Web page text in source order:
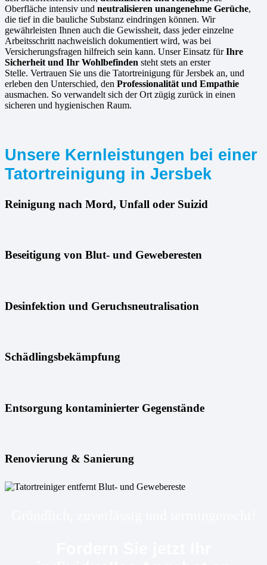
Oberfläche intensiv und neutralisieren unangenehme Gerüche,
die tief in die bauliche Substanz eindringen können. Wir
gewährleisten Ihnen auch die Gewissheit, dass jeder einzelne
Arbeitsschritt nachweislich dokumentiert wird, was bei
Versicherungsfragen hilfreich sein kann. Unser Einsatz fürIhre
Sicherheit und Ihr Wohlbefinden steht stets an erster
Stelle. Vertrauen Sie uns die Tatortreinigung für Jersbek an, und
erleben den Unterschied, den Professionalität und Empathie
ausmachen. So verwandelt sich der Ort zügig zurück in einen
sicheren und hygienischen Raum.
Unsere Kernleistungen bei einer
Tatortreinigung in Jersbek
Reinigung nach Mord, Unfall oder Suizid
Beseitigung von Blut- und Geweberesten
Desinfektion und Geruchsneutralisation
Schädlingsbekämpfung
Entsorgung kontaminierter Gegenstände
Renovierung & Sanierung